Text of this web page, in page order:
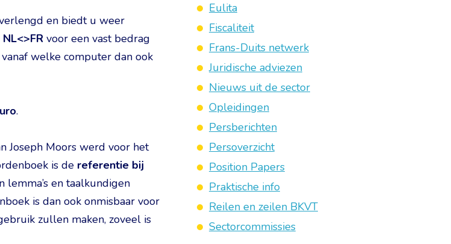
en biedt u weer
voor een vast bedrag
welke computer dan ook
.
Joseph Moors werd voor het
is de referentie bij
en taalkundigen
is dan ook onmisbaar voor
zullen maken, zoveel is
Eulita
Fiscaliteit
Frans-Duits netwerk
Juridische adviezen
Nieuws uit de sector
Opleidingen
Persberichten
Persoverzicht
Position Papers
Praktische info
Reilen en zeilen BKVT
Sectorcommissies